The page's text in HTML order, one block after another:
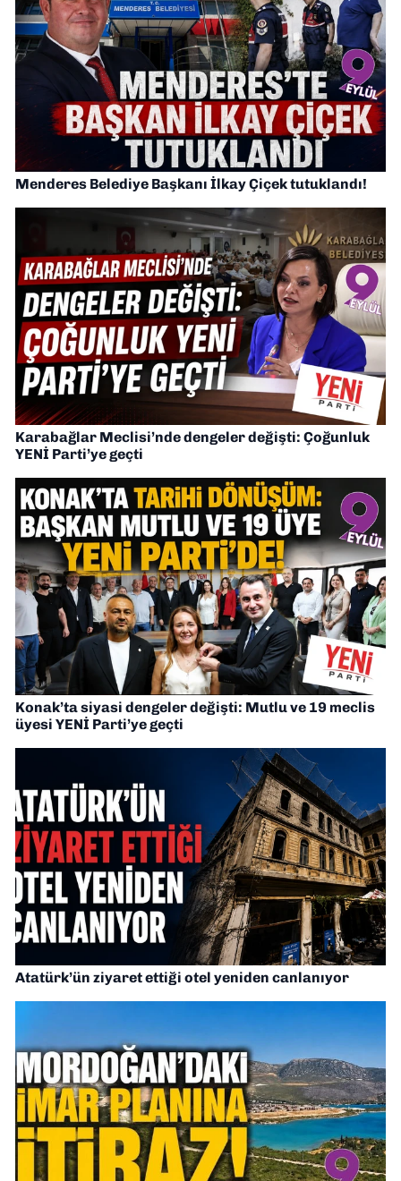
Menderes Belediye Başkanı İlkay Çiçek tutuklandı!
Karabağlar Meclisi’nde dengeler değişti: Çoğunluk
YENİ Parti’ye geçti
Konak’ta siyasi dengeler değişti: Mutlu ve 19 meclis
üyesi YENİ Parti’ye geçti
Atatürk’ün ziyaret ettiği otel yeniden canlanıyor